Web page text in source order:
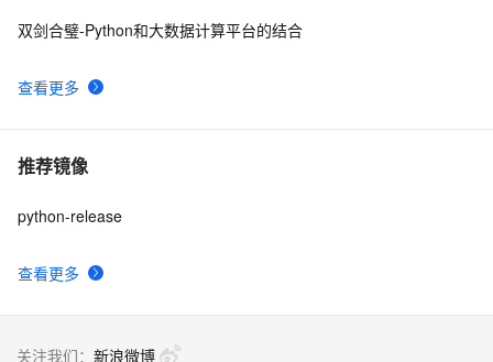
查看更多
双剑合璧-Python和大数据计算平台的结合
推荐镜像
查看更多
python-release
关注我们： 新浪微博